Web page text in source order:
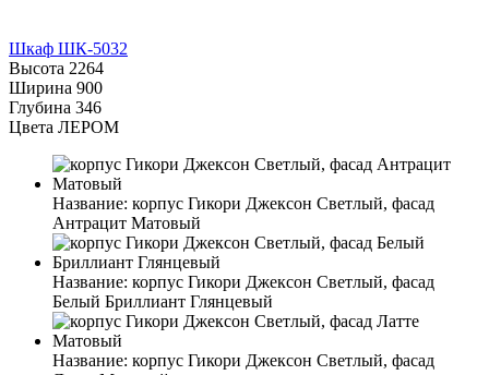
Шкаф ШК-5032
Высота 2264
Ширина 900
Глубина 346
Цвета ЛЕРОМ
Название: корпус Гикори Джексон Светлый, фасад
Антрацит Матовый
Название: корпус Гикори Джексон Светлый, фасад
Белый Бриллиант Глянцевый
Название: корпус Гикори Джексон Светлый, фасад